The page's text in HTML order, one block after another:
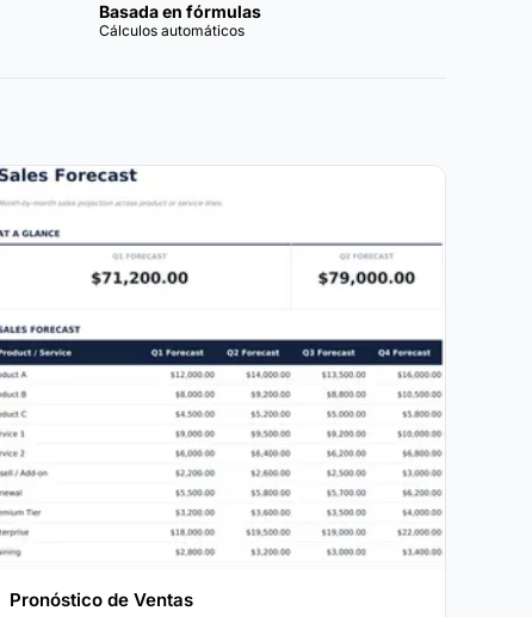
Basada en fórmulas
Cálculos automáticos
Pronóstico de Ventas